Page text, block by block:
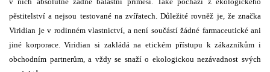
pěstitelství a nejsou testované na zvířatech. Důležité rovněž je, že značka
Viridian je v rodinném vlastnictví, a není součástí žádné farmaceutické ani
jiné korporace. Viridian si zakládá na etickém přístupu k zákazníkům i
obchodním partnerům, a vždy se snaží o ekologickou nezávadnost svých